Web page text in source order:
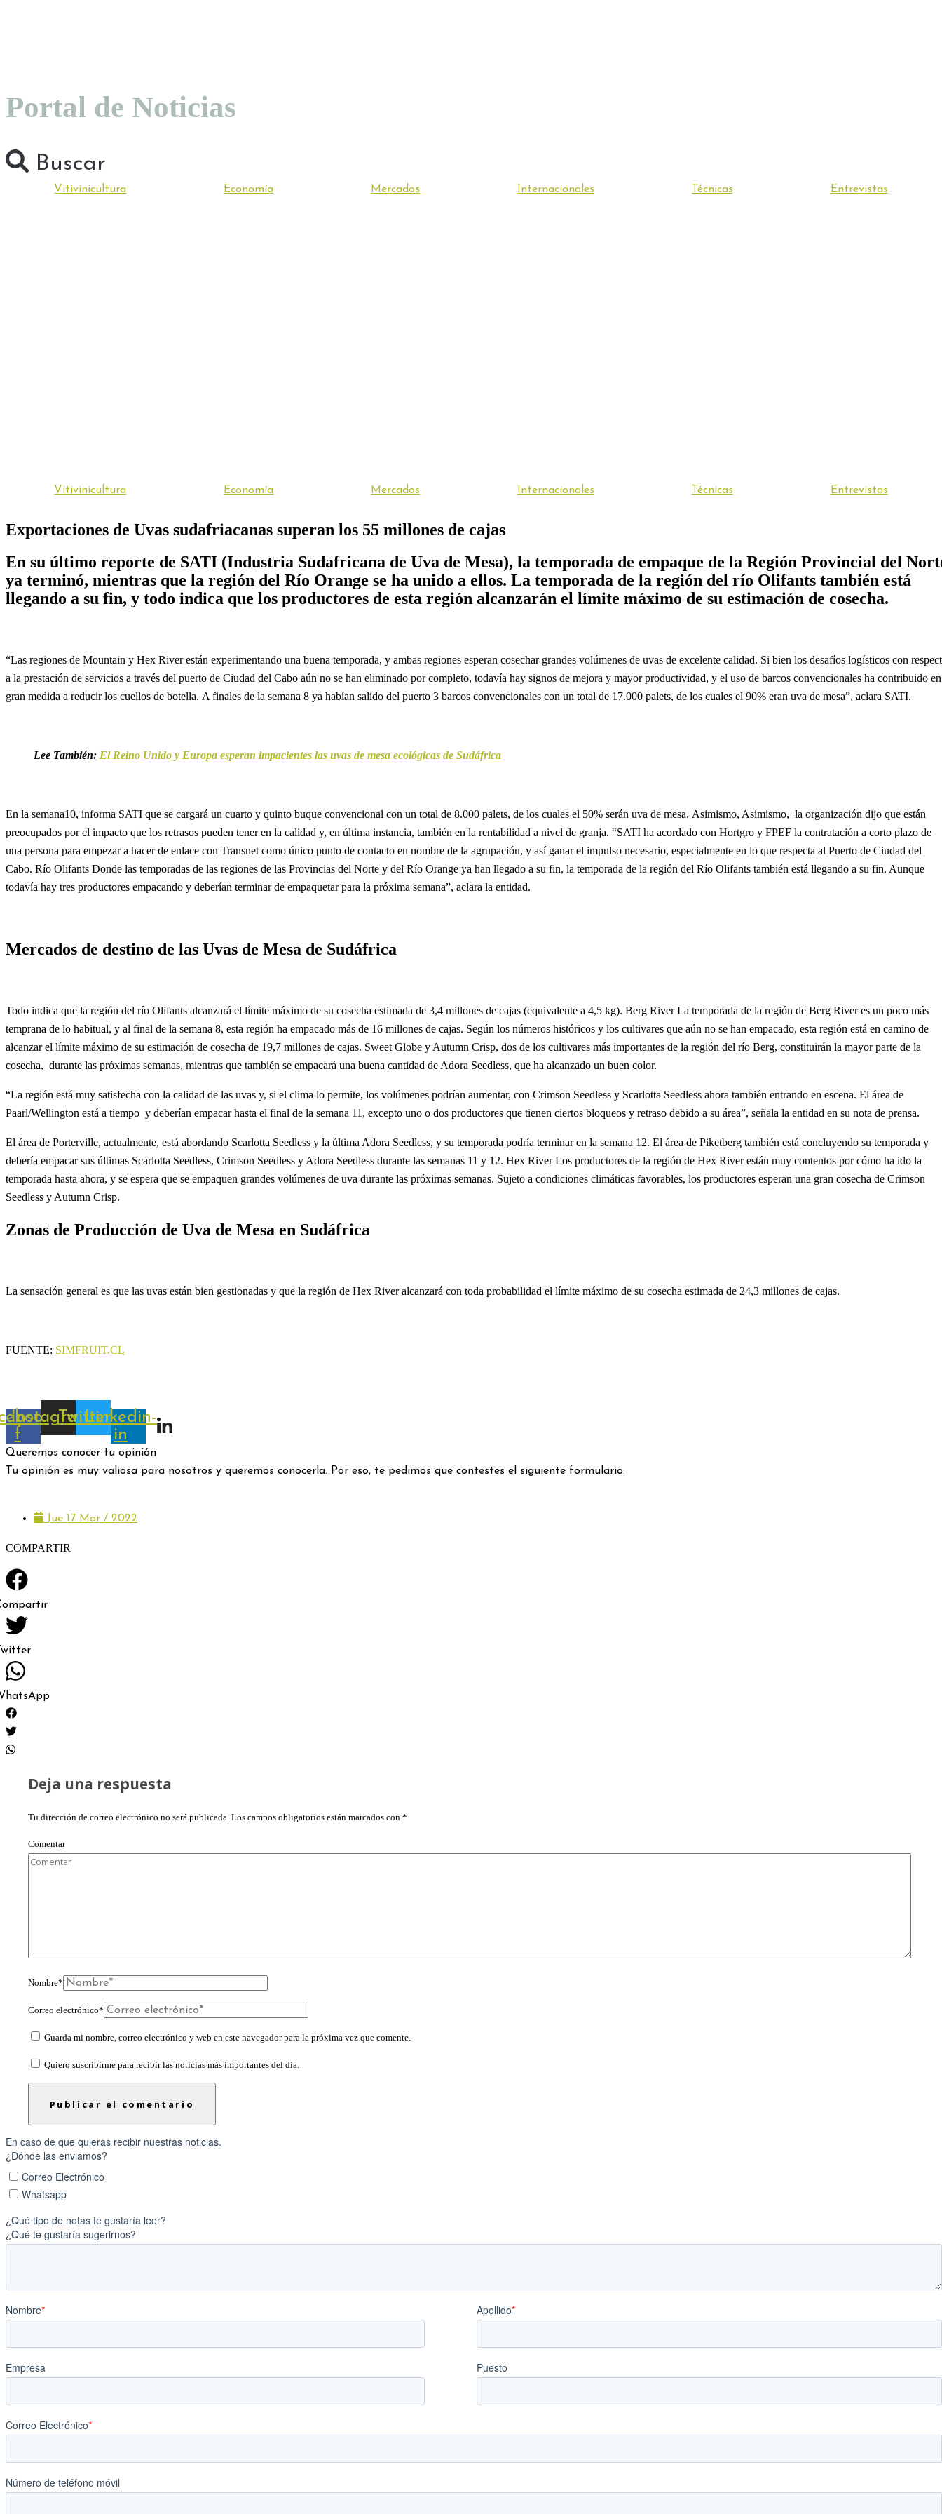
Portal de Noticias
Buscar
Vitivinicultura Economía Mercados Internacionales Técnicas Entrevistas
Vitivinicultura Economía Mercados Internacionales Técnicas Entrevistas
Exportaciones de Uvas sudafriacanas superan los 55 millones de cajas
En su último reporte de SATI (Industria Sudafricana de Uva de Mesa), la temporada de empaque de la Región Provincial del
ya terminó, mientras que la región del Río Orange se ha unido a ellos. La temporada de la región del río Olifants también está
llegando a su fin, y todo indica que los productores de esta región alcanzarán el límite máximo de su estimación de cosecha.
“Las regiones de Mountain y Hex River están experimentando una buena temporada, y ambas regiones esperan cosechar grandes volúmenes de uvas de excelente calidad. Si bien los desafíos logísticos con
a la prestación de servicios a través del puerto de Ciudad del Cabo aún no se han eliminado por completo, todavía hay signos de mejora y mayor productividad, y el uso de barcos convencionales ha contribuido en
gran medida a reducir los cuellos de botella. A finales de la semana 8 ya habían salido del puerto 3 barcos convencionales con un total de 17.000 palets, de los cuales el 90% eran uva de mesa”, aclara SATI.
Lee También: El Reino Unido y Europa esperan impacientes las uvas de mesa ecológicas de Sudáfrica
En la semana10, informa SATI que se cargará un cuarto y quinto buque convencional con un total de 8.000 palets, de los cuales el 50% serán uva de mesa. Asimismo, Asimismo, la organización dijo que están
preocupados por el impacto que los retrasos pueden tener en la calidad y, en última instancia, también en la rentabilidad a nivel de granja. “SATI ha acordado con Hortgro y FPEF la contratación a corto plazo de
una persona para empezar a hacer de enlace con Transnet como único punto de contacto en nombre de la agrupación, y así ganar el impulso necesario, especialmente en lo que respecta al Puerto de Ciudad del
Cabo. Río Olifants Donde las temporadas de las regiones de las Provincias del Norte y del Río Orange ya han llegado a su fin, la temporada de la región del Río Olifants también está llegando a su fin. Aunque
todavía hay tres productores empacando y deberían terminar de empaquetar para la próxima semana”, aclara la entidad.
Mercados de destino de las Uvas de Mesa de Sudáfrica
Todo indica que la región del río Olifants alcanzará el límite máximo de su cosecha estimada de 3,4 millones de cajas (equivalente a 4,5 kg). Berg River La temporada de la región de Berg River es un poco más
temprana de lo habitual, y al final de la semana 8, esta región ha empacado más de 16 millones de cajas. Según los números históricos y los cultivares que aún no se han empacado, esta región está en camino de
alcanzar el límite máximo de su estimación de cosecha de 19,7 millones de cajas. Sweet Globe y Autumn Crisp, dos de los cultivares más importantes de la región del río Berg, constituirán la mayor parte de la
cosecha, durante las próximas semanas, mientras que también se empacará una buena cantidad de Adora Seedless, que ha alcanzado un buen color.
“La región está muy satisfecha con la calidad de las uvas y, si el clima lo permite, los volúmenes podrían aumentar, con Crimson Seedless y Scarlotta Seedless ahora también entrando en escena. El área de
Paarl/Wellington está a tiempo y deberían empacar hasta el final de la semana 11, excepto uno o dos productores que tienen ciertos bloqueos y retraso debido a su área”, señala la entidad en su nota de prensa.
El área de Porterville, actualmente, está abordando Scarlotta Seedless y la última Adora Seedless, y su temporada podría terminar en la semana 12. El área de Piketberg también está concluyendo su temporada y
debería empacar sus últimas Scarlotta Seedless, Crimson Seedless y Adora Seedless durante las semanas 11 y 12. Hex River Los productores de la región de Hex River están muy contentos por cómo ha ido la
temporada hasta ahora, y se espera que se empaquen grandes volúmenes de uva durante las próximas semanas. Sujeto a condiciones climáticas favorables, los productores esperan una gran cosecha de Crimson
Seedless y Autumn Crisp.
Zonas de Producción de Uva de Mesa en Sudáfrica
La sensación general es que las uvas están bien gestionadas y que la región de Hex River alcanzará con toda probabilidad el límite máximo de su cosecha estimada de 24,3 millones de cajas.
FUENTE: SIMFRUIT.CL
f
Instagram
TwitterLinkedin-
in
Queremos conocer tu opinión
Tu opinión es muy valiosa para nosotros y queremos conocerla. Por eso, te pedimos que contestes el siguiente formulario.
Jue 17 Mar / 2022
COMPARTIR
Deja una respuesta
Tu dirección de correo electrónico no será publicada. Los campos obligatorios están marcados con *
Comentar
Nombre*
Correo electrónico*
Guarda mi nombre, correo electrónico y web en este navegador para la próxima vez que comente.
Quiero suscribirme para recibir las noticias más importantes del día.